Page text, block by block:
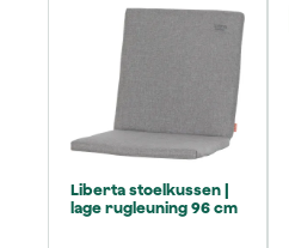
Liberta stoelkussen |
lage rugleuning 96 cm